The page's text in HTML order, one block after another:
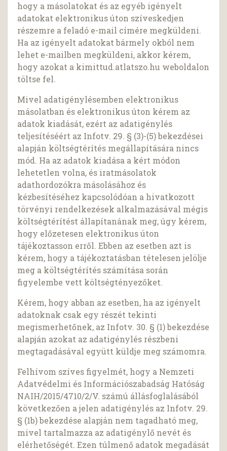
hogy a másolatokat és az egyéb igényelt
adatokat elektronikus úton szíveskedjen
részemre a feladó e-mail címére megküldeni.
Ha az igényelt adatokat bármely okból nem
lehet e-mailben megküldeni, akkor kérem,
hogy azokat a kimittud.atlatszo.hu weboldalon
töltse fel.
Mivel adatigénylésemben elektronikus
másolatban és elektronikus úton kérem az
adatok kiadását, ezért az adatigénylés
teljesítéséért az Infotv. 29. § (3)-(5) bekezdései
alapján költségtérítés megállapítására nincs
mód. Ha az adatok kiadása a kért módon
lehetetlen volna, és iratmásolatok
adathordozókra másolásához és
kézbesítéséhez kapcsolódóan a hivatkozott
törvényi rendelkezések alkalmazásával mégis
költségtérítést állapítanának meg, úgy kérem,
hogy előzetesen elektronikus úton
tájékoztasson erről. Ebben az esetben azt is
kérem, hogy a tájékoztatásban tételesen jelölje
meg a költségtérítés számítása során
figyelembe vett költségtényezőket.
Kérem, hogy abban az esetben, ha az igényelt
adatoknak csak egy részét tekinti
megismerhetőnek, az Infotv. 30. § (1) bekezdése
alapján azokat az adatigénylés részbeni
megtagadásával együtt küldje meg számomra.
Felhívom szíves figyelmét, hogy a Nemzeti
Adatvédelmi és Információszabadság Hatóság
NAIH/2015/4710/2/V. számú állásfoglalásából
következően a jelen adatigénylés az Infotv. 29.
§ (1b) bekezdése alapján nem tagadható meg,
mivel tartalmazza az adatigénylő nevét és
elérhetőségét. Ezen túlmenő adatok megadását